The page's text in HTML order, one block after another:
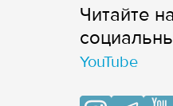
Читайте
YouTube